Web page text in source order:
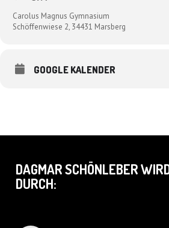
Carolus Magnus Gymnasium
Schöffenwiese 2, 34431 Marsberg
GOOGLE KALENDER
DAGMAR SCHÖNLEBER
DURCH: